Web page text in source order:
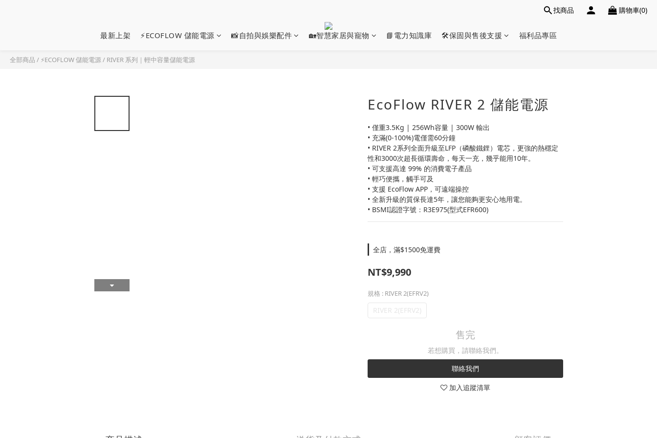
找商品 購物車(0)
最新上架 ⚡ECOFLOW 儲能電源 📸自拍與娛樂配件 🏡智慧家居與寵物 📘電力知識庫 🛠️保固與售後支援 福利品專區
全部商品 / ⚡ECOFLOW 儲能電源/ RIVER 系列｜輕中容量儲能電源
EcoFlow RIVER 2 儲能電源
• 僅重3.5Kg | 256Wh容量 | 300W 輸出
• 充滿(0-100%)電僅需60分鐘
• RIVER 2系列全面升級至LFP（磷酸鐵鋰）電芯，更強的熱穩定
性和3000次超長循環壽命，每天一充，幾乎能用10年。
• 可支援高達 99% 的消費電子產品
• 輕巧便攜，觸手可及
• 支援 EcoFlow APP，可遠端操控
• 全新升級的質保長達5年，讓您能夠更安心地用電。
• BSMI認證字號：R3E975(型式EFR600)
全店，滿$1500免運費
NT$9,990
規格 : RIVER 2(EFRV2)
RIVER 2(EFRV2)
售完
若想購買，請聯絡我們。
聯絡我們
加入追蹤清單